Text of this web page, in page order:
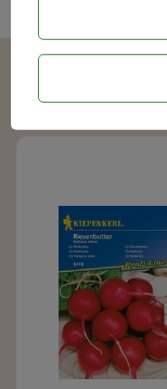
Podobne produkty